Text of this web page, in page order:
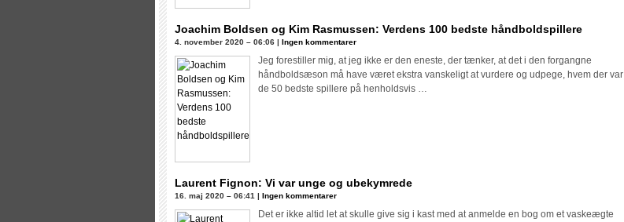
Frankrig/Gennem
Frankrig
i
automobil
Joachim Boldsen og Kim Rasmussen: Verdens 100 bedste håndboldspillere
4. november 2020 – 06:06 | Ingen kommentarer
Jeg forestiller mig, at jeg ikke er den eneste, der tænker, at det i den forgangne
håndboldsæson må have været ekstra vanskeligt at vurdere og udpege, hvem der var
de 50 bedste spillere på henholdsvis …
Laurent Fignon: Vi var unge og ubekymrede
16. maj 2020 – 06:41 | Ingen kommentarer
Det er ikke altid let at skulle give sig i kast med at anmelde en bog om et vaskeægte